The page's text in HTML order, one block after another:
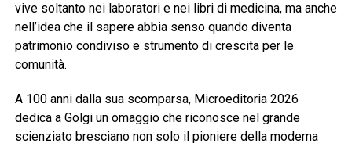
vive soltanto nei laboratori e nei libri di medicina, ma anche
nell’idea che il sapere abbia senso quando diventa
patrimonio condiviso e strumento di crescita per le
comunità.
A 100 anni dalla sua scomparsa, Microeditoria 2026
dedica a Golgi un omaggio che riconosce nel grande
scienziato bresciano non solo il pioniere della moderna